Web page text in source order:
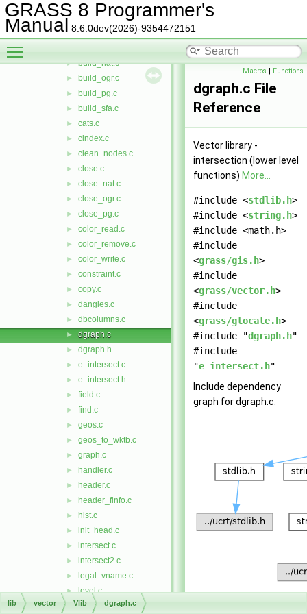
GRASS 8 Programmer's
Manual 8.6.0dev(2026)-9354472151
► bridges.c
► buffer.c
► buffer2.c
► build_nat.c
► build_ogr.c
► build_pg.c
► build_sfa.c
► cats.c
► cindex.c
► clean_nodes.c
► close.c
► close_nat.c
► close_ogr.c
► close_pg.c
► color_read.c
► color_remove.c
► color_write.c
► constraint.c
► copy.c
► dangles.c
► dbcolumns.c
► dgraph.c
► dgraph.h
► e_intersect.c
► e_intersect.h
► field.c
► find.c
► geos.c
► geos_to_wktb.c
► graph.c
► handler.c
► header.c
► header_finfo.c
► hist.c
► init_head.c
► intersect.c
► intersect2.c
► legal_vname.c
► level.c
► level_two.c
Macros | Functions
dgraph.c File
Reference
Vector library -
intersection (lower level
functions) More...
#include <stdlib.h>
#include <string.h>
#include <math.h>
#include
<grass/gis.h>
#include
<grass/vector.h>
#include
<grass/glocale.h>
#include "dgraph.h"
#include
"e_intersect.h"
Include dependency
graph for dgraph.c:
lib vector Vlib dgraph.c